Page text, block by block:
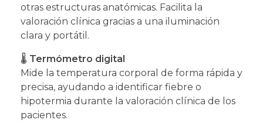
otras estructuras anatómicas. Facilita la
valoración clínica gracias a una iluminación
clara y portátil.
🌡️ Termómetro digital
Mide la temperatura corporal de forma rápida y
precisa, ayudando a identificar fiebre o
hipotermia durante la valoración clínica de los
pacientes.